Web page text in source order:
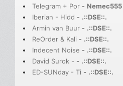
Telegram + Por - Nemec555
Iberian - Hidd - .::DSE::.
Armin van Buur - .::DSE::.
ReOrder & Kali - .::DSE::.
Indecent Noise - .::DSE::.
David Surok - - .::DSE::.
ED-SUNday - Ti - .::DSE::.